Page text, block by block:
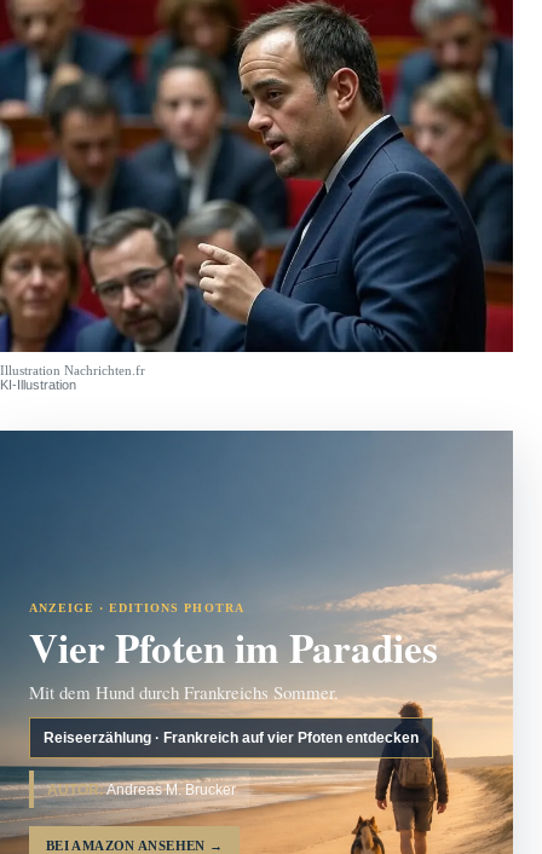
Illustration Nachrichten.fr
KI-Illustration
ANZEIGE · EDITIONS PHOTRA
Vier Pfoten im Paradies
Mit dem Hund durch Frankreichs Sommer.
Reiseerzählung · Frankreich auf vier Pfoten entdecken
AUTOR:Andreas M. Brucker
BEI AMAZON ANSEHEN →